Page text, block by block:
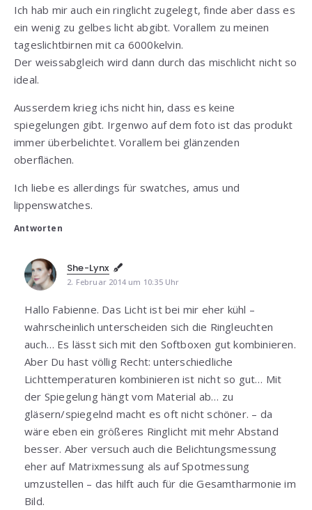
Ich hab mir auch ein ringlicht zugelegt, finde aber dass es
ein wenig zu gelbes licht abgibt. Vorallem zu meinen
tageslichtbirnen mit ca 6000kelvin.
Der weissabgleich wird dann durch das mischlicht nicht so
ideal.
Ausserdem krieg ichs nicht hin, dass es keine
spiegelungen gibt. Irgenwo auf dem foto ist das produkt
immer überbelichtet. Vorallem bei glänzenden
oberflächen.
Ich liebe es allerdings für swatches, amus und
lippenswatches.
Antworten
She-Lynx
2. Februar 2014 um 10:35 Uhr
Hallo Fabienne. Das Licht ist bei mir eher kühl –
wahrscheinlich unterscheiden sich die Ringleuchten
auch… Es lässt sich mit den Softboxen gut kombinieren.
Aber Du hast völlig Recht: unterschiedliche
Lichttemperaturen kombinieren ist nicht so gut… Mit
der Spiegelung hängt vom Material ab… zu
gläsern/spiegelnd macht es oft nicht schöner. – da
wäre eben ein größeres Ringlicht mit mehr Abstand
besser. Aber versuch auch die Belichtungsmessung
eher auf Matrixmessung als auf Spotmessung
umzustellen – das hilft auch für die Gesamtharmonie im
Bild.